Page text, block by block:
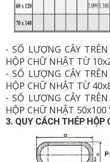
- SỐ LƯỢNG CÂY
HỘP CHỮ NHẬT TỪ
- SỐ LƯỢNG CÂY
HỘP CHỮ NHẬT TỪ
- SỐ LƯỢNG CÂY
HỘP CHỮ NHẬT 50x100
3. QUY CÁCH THÉP HỘP